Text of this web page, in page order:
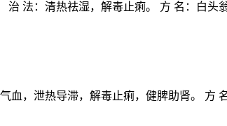
法：清热祛湿，解毒止痢。 方 名：白头
，泄热导滞，解毒止痢，健脾助肾。 方